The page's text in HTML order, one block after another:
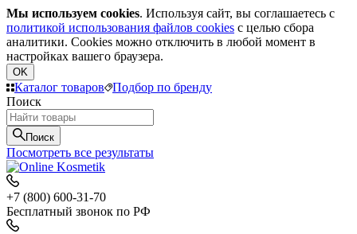
Мы используем cookies. Используя сайт, вы соглашаетесь с
политикой использования файлов cookies с целью сбора
аналитики. Cookies можно отключить в любой момент в
настройках вашего браузера.
OK
Каталог товаров
Подбор по бренду
Поиск
Поиск
Посмотреть все результаты
+7 (800) 600-31-70
Бесплатный звонок по РФ